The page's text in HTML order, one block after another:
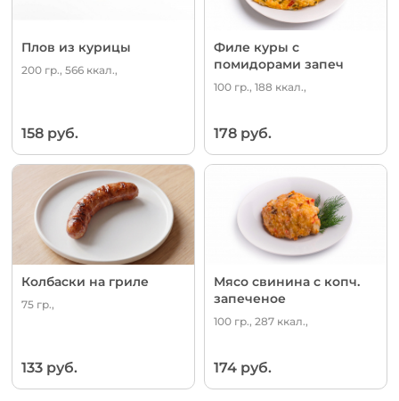
Плов из курицы
200 гр., 566 ккал.,
158 руб.
Филе куры с
помидорами запеч
100 гр., 188 ккал.,
178 руб.
Колбаски на гриле
75 гр.,
133 руб.
Мясо свинина с копч.
запеченое
100 гр., 287 ккал.,
174 руб.